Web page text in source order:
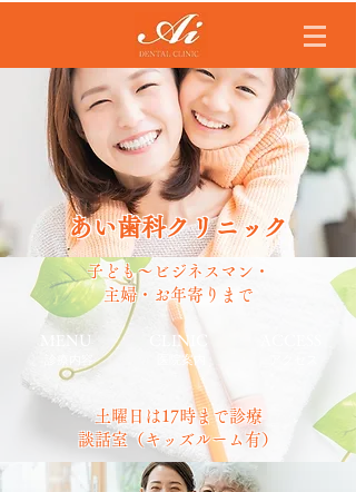
あい歯科クリニック
子ども～ビジネスマン・
主婦・お年寄りまで
MENU ​CLINIC
医院案内
土曜日は17時まで診療
談話室（キッズルーム有）